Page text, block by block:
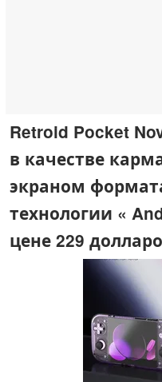
Retroid Pocket
в качестве
экраном
технологии «
цене 229